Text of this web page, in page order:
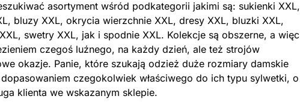
asortyment wśród podkategorii jakimi są: sukienki XXL,
bluzy XXL, okrycia wierzchnie XXL, dresy XXL, bluzki XXL,
swetry XXL, jak i spodnie XXL. Kolekcje są obszerne, a więc
czegoś luźnego, na każdy dzień, ale też strojów
okazje. Panie, które szukają odzież duże rozmiary damskie
czegokolwiek właściwego do ich typu sylwetki, o
klienta we wskazanym sklepie.